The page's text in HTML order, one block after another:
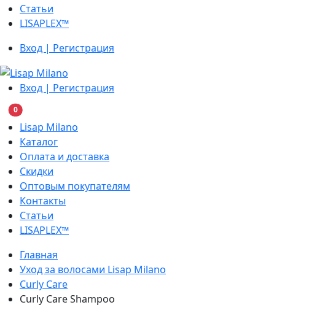
Статьи
LISAPLEX™
Вход | Регистрация
Вход | Регистрация
0В корзину
Lisap Milano
Каталог
Оплата и доставка
Скидки
Оптовым покупателям
Контакты
Статьи
LISAPLEX™
Главная
Уход за волосами Lisap Milano
Curly Care
Curly Care Shampoo